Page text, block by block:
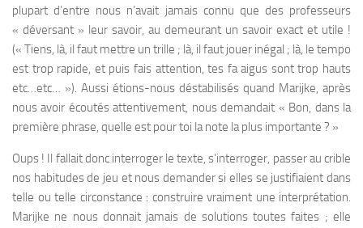
plupart d’entre nous n’avait jamais connu que des professeurs
« déversant » leur savoir, au demeurant un savoir exact et utile !
(« Tiens, là, il faut mettre un trille ; là, il faut jouer inégal ; là, le tempo
est trop rapide, et puis fais attention, tes fa aigus sont trop hauts
etc…etc… »). Aussi étions-nous déstabilisés quand Marijke, après
nous avoir écoutés attentivement, nous demandait « Bon, dans la
première phrase, quelle est pour toi la note la plus importante ? »
Oups ! Il fallait donc interroger le texte, s’interroger, passer au crible
nos habitudes de jeu et nous demander si elles se justifiaient dans
telle ou telle circonstance : construire vraiment une interprétation.
Marijke ne nous donnait jamais de solutions toutes faites ; elle